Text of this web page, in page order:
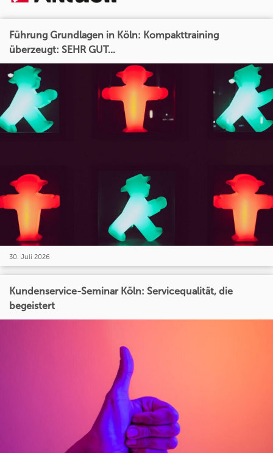
Führung Grundlagen in Köln: Kompakttraining
überzeugt: SEHR GUT...
30. Juli 2026
Kundenservice-Seminar Köln: Servicequalität, die
begeistert